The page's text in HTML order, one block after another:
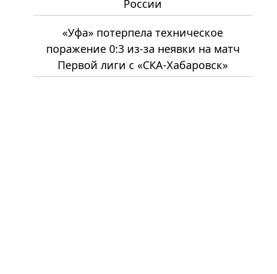
России
«Уфа» потерпела техническое
поражение 0:3 из-за неявки на матч
Первой лиги с «СКА-Хабаровск»